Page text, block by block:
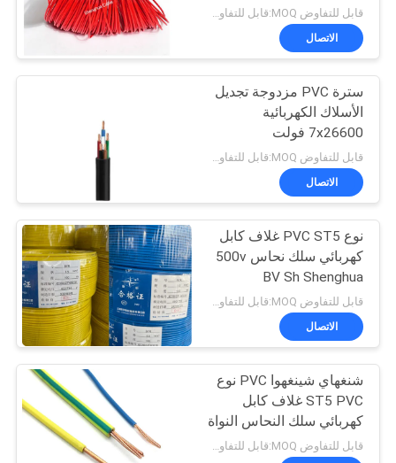
كابل هوائي مجمع
92
كابل المطاط مغمد
95
76
مئوية، شهادة CE KEMA
قابل للتفاوض MOQ:قابل للتفاوض
الاتصال
سترة PVC مزدوجة تجديل
الأسلاك الكهربائية
7x26600 فولت
قابل للتفاوض MOQ:قابل للتفاوض
الاتصال
نوع PVC ST5 غلاف كابل
كهربائي سلك نحاس 500v
BV Sh Shenghua
الاتصال
شنغهاي شينغهوا PVC نوع
ST5 PVC غلاف كابل
كهربائي سلك النحاس النواة
الأرضية السلك 500v